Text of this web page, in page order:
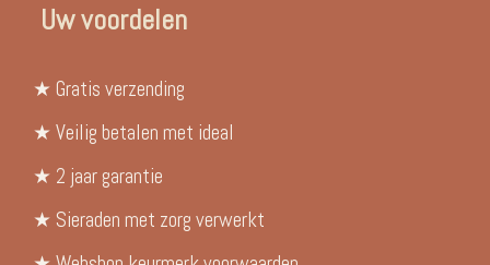
Uw voordelen
★ Gratis verzending
★ Veilig betalen met ideal
★ 2 jaar garantie
★ Sieraden met zorg verwerkt